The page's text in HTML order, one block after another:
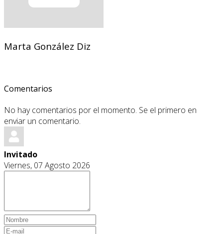
Marta González Diz
Comentarios
No hay comentarios por el momento. Se el primero en
enviar un comentario.
Invitado
Viernes, 07 Agosto 2026